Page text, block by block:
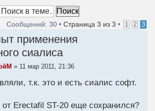
Сообщений: 30 • Страница 3 из 3 • 1 2 3
применения
сиалиса
» 11 мар 2011, 21:36
т.к. это и есть сиалис софт.
от Erectafil ST-20 еще сохранился?